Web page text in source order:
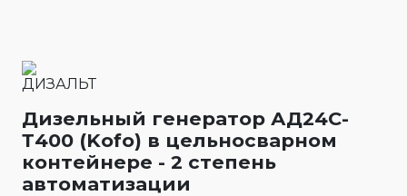
Дизельный генератор АД24С-
Т400 (Kofo) в цельносварном
контейнере - 2 степень
автоматизации